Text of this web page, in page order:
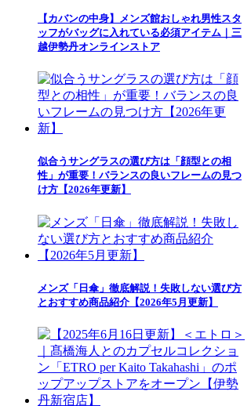
【カバンの中身】メンズ館おしゃれ男性スタ
ッフがバッグに入れている必須アイテム｜三
越伊勢丹オンラインストア
似合うサングラスの選び方は「顔型との相
性」が重要！バランスの良いフレームの見つ
け方【2026年更新】
メンズ「日傘」徹底解説！失敗しない選び方
とおすすめ商品紹介【2026年5月更新】